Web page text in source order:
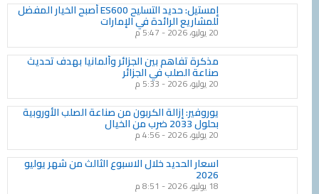
إمستيل: حديد التسليح ES600 أصبح الخيار المفضل
للمشاريع الرائدة في الإمارات
5:47 م
مذكرة تفاهم بين الجزائر وألمانيا بهدف تحديث
صناعة الصلب في الجزائر
5:33 م
يوروفير: إزالة الكربون من صناعة الصلب الأوروبية
4:56 م
اسعار الحديد خلال الاسبوع الثالث من شهر يوليو
8:51 م